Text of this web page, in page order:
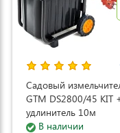
Садовый
GTM DS2800/45 KIT
удлинитель 10м
(DS2800/
В наличии